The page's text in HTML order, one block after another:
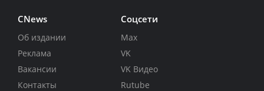
CNews
Об издании
Реклама
Вакансии
Контакты
Соцсети
Max
VK
VK Видео
Rutube